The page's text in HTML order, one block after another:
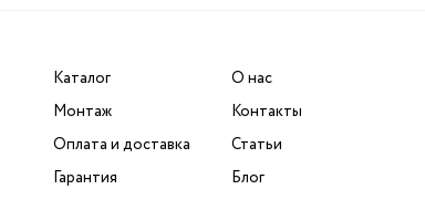
Каталог
Монтаж
Оплата и доставка
Гарантия
О нас
Контакты
Статьи
Блог